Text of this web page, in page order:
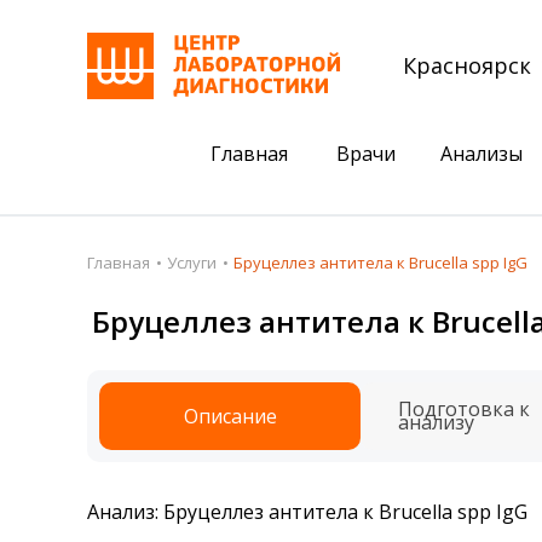
Красноярск
Главная Врачи Анализы
Пациентам
Акции
Подготовка к анализам
Получить результаты
Налоговый вычет
Акции
Комплексный
Сдать клеща на
Главная Услуги Бруцеллез антитела к Brucella spp IgG
Бруцеллез антитела к
Описание Подготовка к
анализу
Анализ: Бруцеллез антитела к Brucella spp IgG